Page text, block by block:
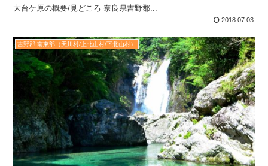
大台ケ原の概要/見どころ 奈良県吉野郡...
2018.07.03
吉野郡 南東部（天川村/上北山村/下北山村）